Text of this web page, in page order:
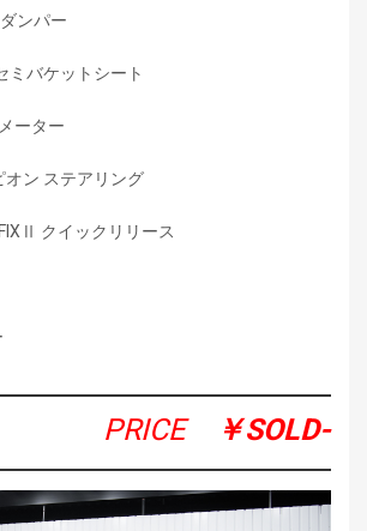
ンパー
ミバケットシート
ーター
オン ステアリング
クイックリリース
PRICE ￥SOLD-